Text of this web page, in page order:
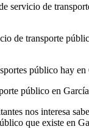
servicio de
de transporte
público hay
público en
nos interesa
que existe en